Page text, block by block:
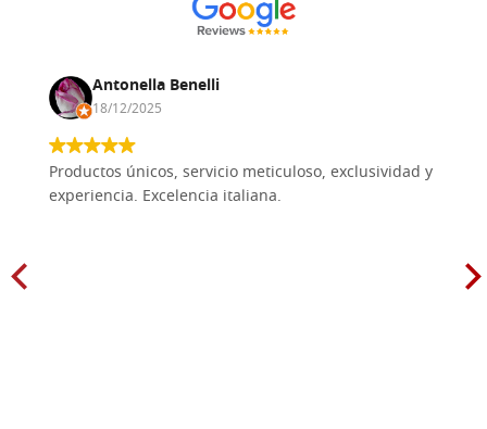
Antonella Benelli
18/12/2025
Productos únicos, servicio meticuloso, exclusividad y
experiencia. Excelencia italiana.